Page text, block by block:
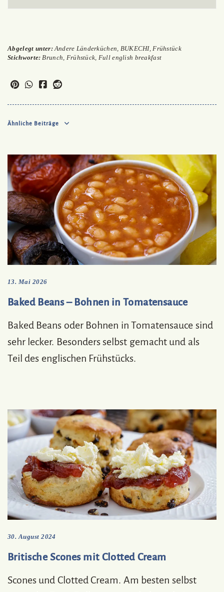
Abgelegt unter: Andere Länderküchen BUKECHI, Frühstück
Stichworte: Brunch Frühstück Full english breakfast
Ähnliche Beiträge
13. Mai 2026
Baked Beans – Bohnen in Tomatensauce
Baked Beans oder Bohnen in Tomatensauce sind
sehr lecker. Besonders selbst gemacht und als
Teil des englischen Frühstücks.
30. August 2024
Britische Scones mit Clotted Cream
Scones und Clotted Cream. Am besten selbst